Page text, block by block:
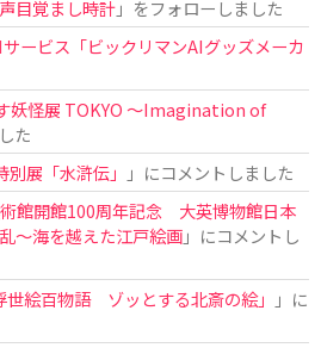
目覚まし時計」をフォローしました
ービス「ビックリマンAIグッズメーカ
妖怪展 TOKYO 〜Imagination of
た
別展「水滸伝」
」にコメントしました
館開館100周年記念 大英博物館日本
～海を越えた江戸絵画」にコメントし
世絵百物語 ゾッとする北斎の絵」
」に